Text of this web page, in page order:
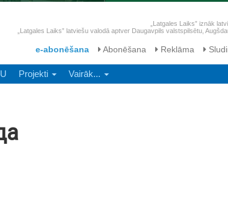
„Latgales Laiks” iznāk
„Latgales Laiks” latviešu valodā aptver Daugavpils valstspilsētu,
e-abonēšana Abonēšana Reklāma
Projekti Vairāk...